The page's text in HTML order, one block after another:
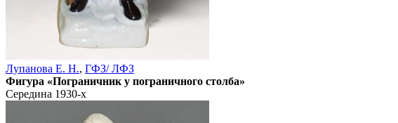
Лупанова Е. Н., ГФЗ/ ЛФЗ
Фигура «Пограничник у пограничного столба»
Середина 1930-х